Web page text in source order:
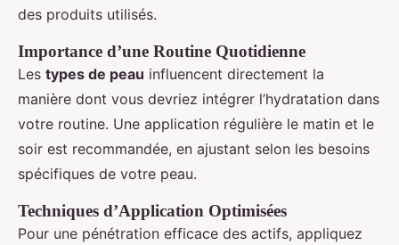
des produits utilisés.
Importance d’une Routine Quotidienne
Les types de peau influencent directement la
manière dont vous devriez intégrer l’hydratation dans
votre routine. Une application régulière le matin et le
soir est recommandée, en ajustant selon les besoins
spécifiques de votre peau.
Techniques d’Application Optimisées
Pour une pénétration efficace des actifs, appliquez